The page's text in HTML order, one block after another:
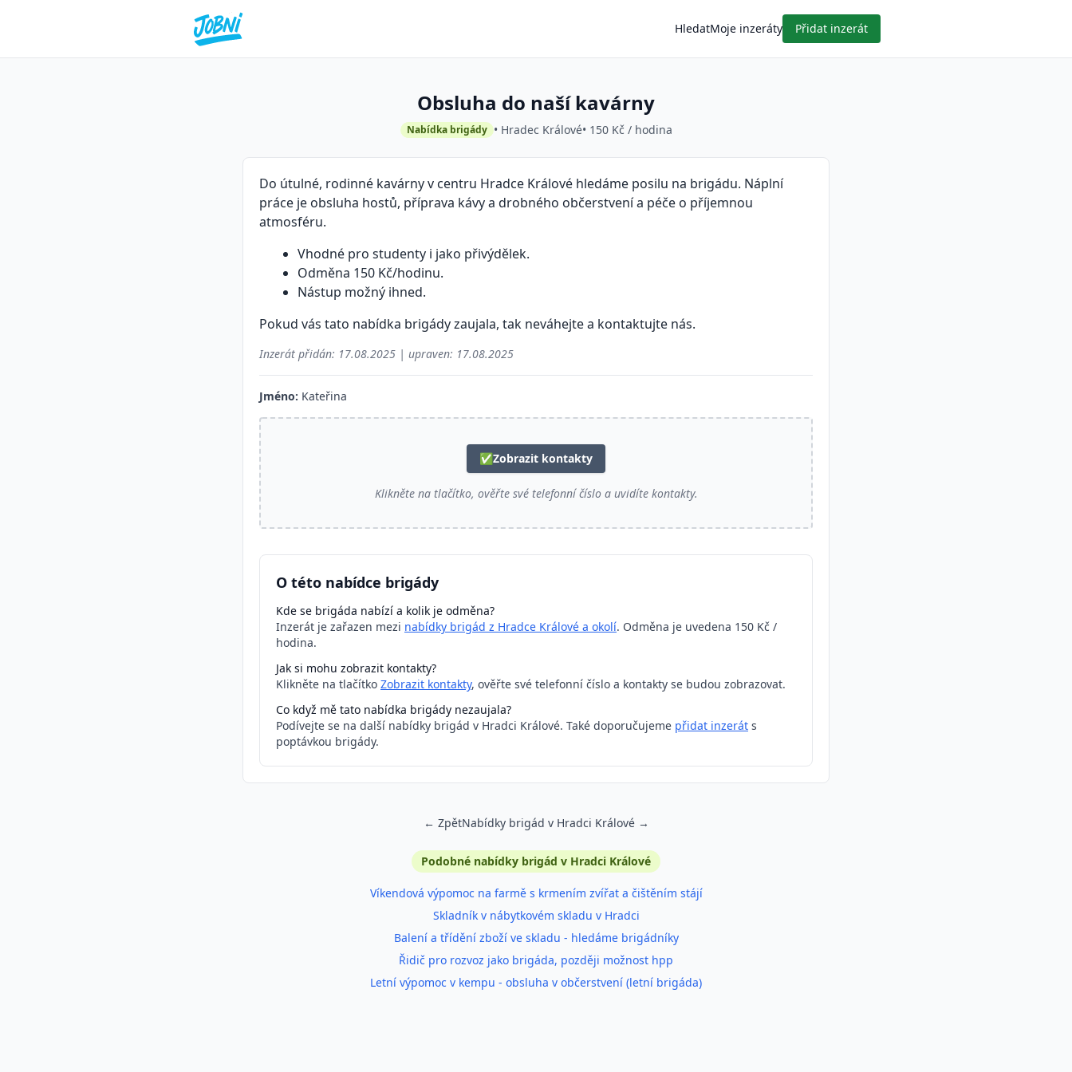
HledatMoje inzeráty Přidat inzerát
Obsluha do naší kavárny
Nabídka brigády • Hradec Králové• 150 Kč / hodina
Do útulné, rodinné kavárny v centru Hradce Králové hledáme posilu na brigádu. Náplní
práce je obsluha hostů, příprava kávy a drobného občerstvení a péče o příjemnou
atmosféru.
Vhodné pro studenty i jako přivýdělek.
Odměna 150 Kč/hodinu.
Nástup možný ihned.
Pokud vás tato nabídka brigády zaujala, tak neváhejte a kontaktujte nás.
Inzerát přidán: 17.08.2025 | upraven: 17.08.2025
Jméno: Kateřina
✅Zobrazit kontakty
Klikněte na tlačítko, ověřte své telefonní číslo a uvidíte kontakty.
O této nabídce brigády
Kde se brigáda nabízí a kolik je odměna?
Inzerát je zařazen mezi nabídky brigád z Hradce Králové a okolí. Odměna je uvedena 150 Kč /
hodina.
Jak si mohu zobrazit kontakty?
Klikněte na tlačítko Zobrazit kontakty, ověřte své telefonní číslo a kontakty se budou zobrazovat.
Co když mě tato nabídka brigády nezaujala?
Podívejte se na další nabídky brigád v Hradci Králové. Také doporučujeme přidat inzerát s
poptávkou brigády.
← ZpětNabídky brigád v Hradci Králové →
Podobné nabídky brigád v Hradci Králové
Víkendová výpomoc na farmě s krmením zvířat a čištěním stájí
Skladník v nábytkovém skladu v Hradci
Balení a třídění zboží ve skladu - hledáme brigádníky
Řidič pro rozvoz jako brigáda, později možnost hpp
Letní výpomoc v kempu - obsluha v občerstvení (letní brigáda)